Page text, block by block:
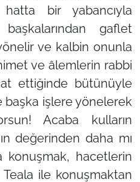
hatta bir yabancıyla
gaflet
ve kalbin onunla
ve âlemlerin rabbi
ettiğinde bütünüyle
başka işlere yönelerek
Acaba kulların
değerinden daha mı
konuşmak, hacetlerin
ile konuşmaktan